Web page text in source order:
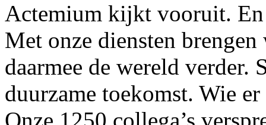
Actemium kijkt vooruit.
Met onze diensten
daarmee de wereld verder.
duurzame toekomst. Wie